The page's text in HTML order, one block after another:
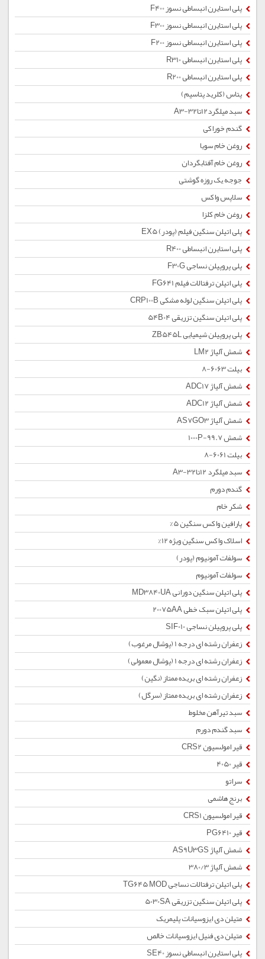
پلی استایرن انبساطی نسوز F400
پلی استایرن انبساطی نسوز F300
پلی استایرن انبساطی نسوز F200
پلی استایرن انبساطی R310
پلی استایرن انبساطی R200
پتاس (کلرید پتاسیم)
سبد میلگرد12تا32-A3
گندم خوراکی
روغن خام سویا
روغن خام آفتابگردان
جوجه یک روزه گوشتی
سلاپس واکس
روغن خام کلزا
پلی اتیلن سنگین فیلم (پودر) EX5
پلی استایرن انبساطی R400
پلی پروپیلن نساجی F30G
پلی اتیلن ترفتالات فیلم FG641
پلی اتیلن سنگین لوله مشکی CRP100B
پلی اتیلن سنگین تزریقی 54B04
پلی پروپیلن شیمیایی ZB545L
شمش آلیاژ LM2
بیلت 6063-8
شمش آلیاژ ADC17
شمش آلیاژ ADC12
شمش آلیاژ AS7GO3
شمش 1000P-99.7
بیلت 6061-8
سبد میلگرد 12تا32-A3
گندم دورم
شکر خام
پارافین واکس سنگین 5%
اسلاک واکس سنگین ویژه 12%
سولفات آمونیوم (پودر)
سولفات آمونیوم
پلی اتیلن سنگین دورانی MD3840UA
پلی اتیلن سبک خطی 20075AA
پلی پروپیلن نساجی SIF010
زعفران رشته ای درجه 1 (پوشال مرغوب)
زعفران رشته ای درجه 1 (پوشال معمولی)
زعفران رشته ای بریده ممتاز (نگین)
زعفران رشته ای بریده ممتاز (سرگل)
سبد تیرآهن مخلوط
سبد گندم دورم
قیر امولسیون CRS2
قیر 4050
سراتو
برنج هاشمی
قیر امولسیون CRS1
قیر PG6410
شمش آلیاژ AS9U3GS
شمش آلیاژ 380/3
پلی اتیلن ترفتالات نساجی TG645 MOD
پلی اتیلن سنگین تزریقی 5030SA
متیلن دی ایزوسیانات پلیمریک
متیلن دی فنیل ایزوسیانات خالص
پلی استایرن انبساطی نسوز SE40